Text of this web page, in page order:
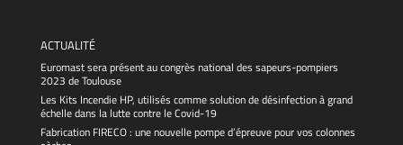
ACTUALITÉ
Euromast sera présent au congrès national des sapeurs-pompiers
2023 de Toulouse
Les Kits Incendie HP, utilisés comme solution de désinfection à grand
échelle dans la lutte contre le Covid-19
Fabrication FIRECO : une nouvelle pompe d’épreuve pour vos colonnes